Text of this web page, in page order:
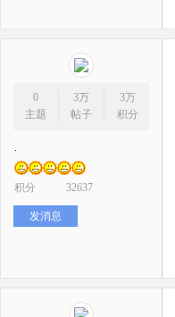
0
主题
3万
帖子
3万
积分
积分 32637
发消息